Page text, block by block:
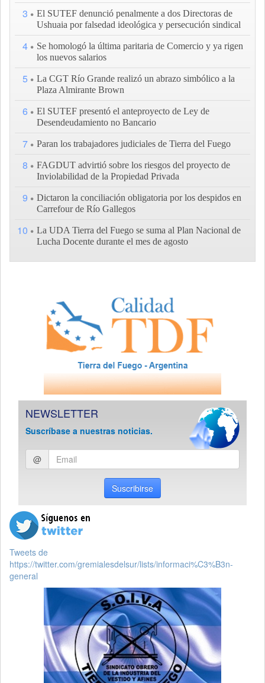
3
El SUTEF denunció penalmente a dos Directoras de
Ushuaia por falsedad ideológica y persecución sindical
4
Se homologó la última paritaria de Comercio y ya rigen
los nuevos salarios
5
La CGT Río Grande realizó un abrazo simbólico a la
Plaza Almirante Brown
6
El SUTEF presentó el anteproyecto de Ley de
Desendeudamiento no Bancario
7 Paran los trabajadores judiciales de Tierra del Fuego
8
FAGDUT advirtió sobre los riesgos del proyecto de
Inviolabilidad de la Propiedad Privada
9
Dictaron la conciliación obligatoria por los despidos en
Carrefour de Río Gallegos
10
La UDA Tierra del Fuego se suma al Plan Nacional de
Lucha Docente durante el mes de agosto
NEWSLETTER
Suscríbase a nuestras noticias.
Ingresar
email
@
Suscribirse
Tweets de
https://twitter.com/gremialesdelsur/lists/informaci%C3%B3n-
general